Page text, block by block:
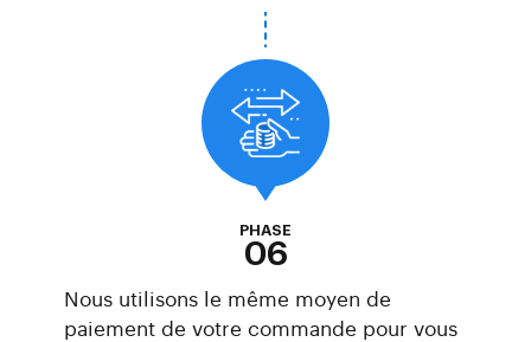
PHASE
06
Nous utilisons le même moyen de
paiement de votre commande pour vous